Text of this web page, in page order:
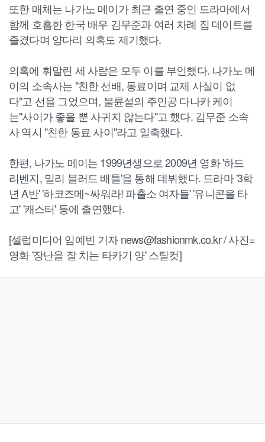
또한 매체는 나가노 메이가 최근 출연 중인 드라마에서
함께 호흡한 한국 배우 김무준과 여러 차례 집 데이트를
즐겼다며 양다리 의혹도 제기했다.
의혹에 휘말린 세 사람은 모두 이를 부인했다. 나가노 메
이의 소속사는 "친한 선배, 동료이며 교제 사실이 없
다"고 선을 그었으며, 불륜설의 주인공 다나카 케이
는"사이가 좋을 뿐 사귀지 않는다"고 했다. 김무준 소속
사 역시 "친한 동료 사이"라고 일축했다.
한편, 나가노 메이는 1999년생으로 2009년 영화 '하드
리벤지, 밀리 블러드 배틀'을 통해 데뷔했다. 드라마 '3학
년 A반' '하코즈메~싸워라! 파출소 여자들' '유니콘을 타
고' '캐스터' 등에 출연했다.
[셀럽미디어 임예빈 기자 news@fashionmk.co.kr / 사진=
영화 '장난을 잘 치는 타카기 양' 스틸컷]